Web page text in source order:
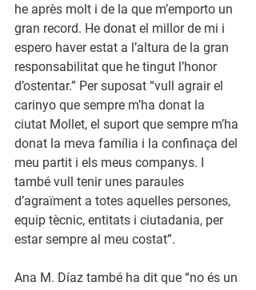
he après molt i de la que m’emporto un
gran record. He donat el millor de mi i
espero haver estat a l’altura de la gran
responsabilitat que he tingut l’honor
d’ostentar.” Per suposat “vull agrair el
carinyo que sempre m’ha donat la
ciutat Mollet, el suport que sempre m’ha
donat la meva família i la confinaça del
meu partit i els meus companys. I
també vull tenir unes paraules
d’agraïment a totes aquelles persones,
equip tècnic, entitats i ciutadania, per
estar sempre al meu costat”.
Ana M. Díaz també ha dit que “no és un